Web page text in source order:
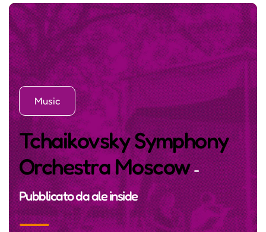
Music
Tchaikovsky Symphony
Orchestra Moscow-
Pubblicato daale inside